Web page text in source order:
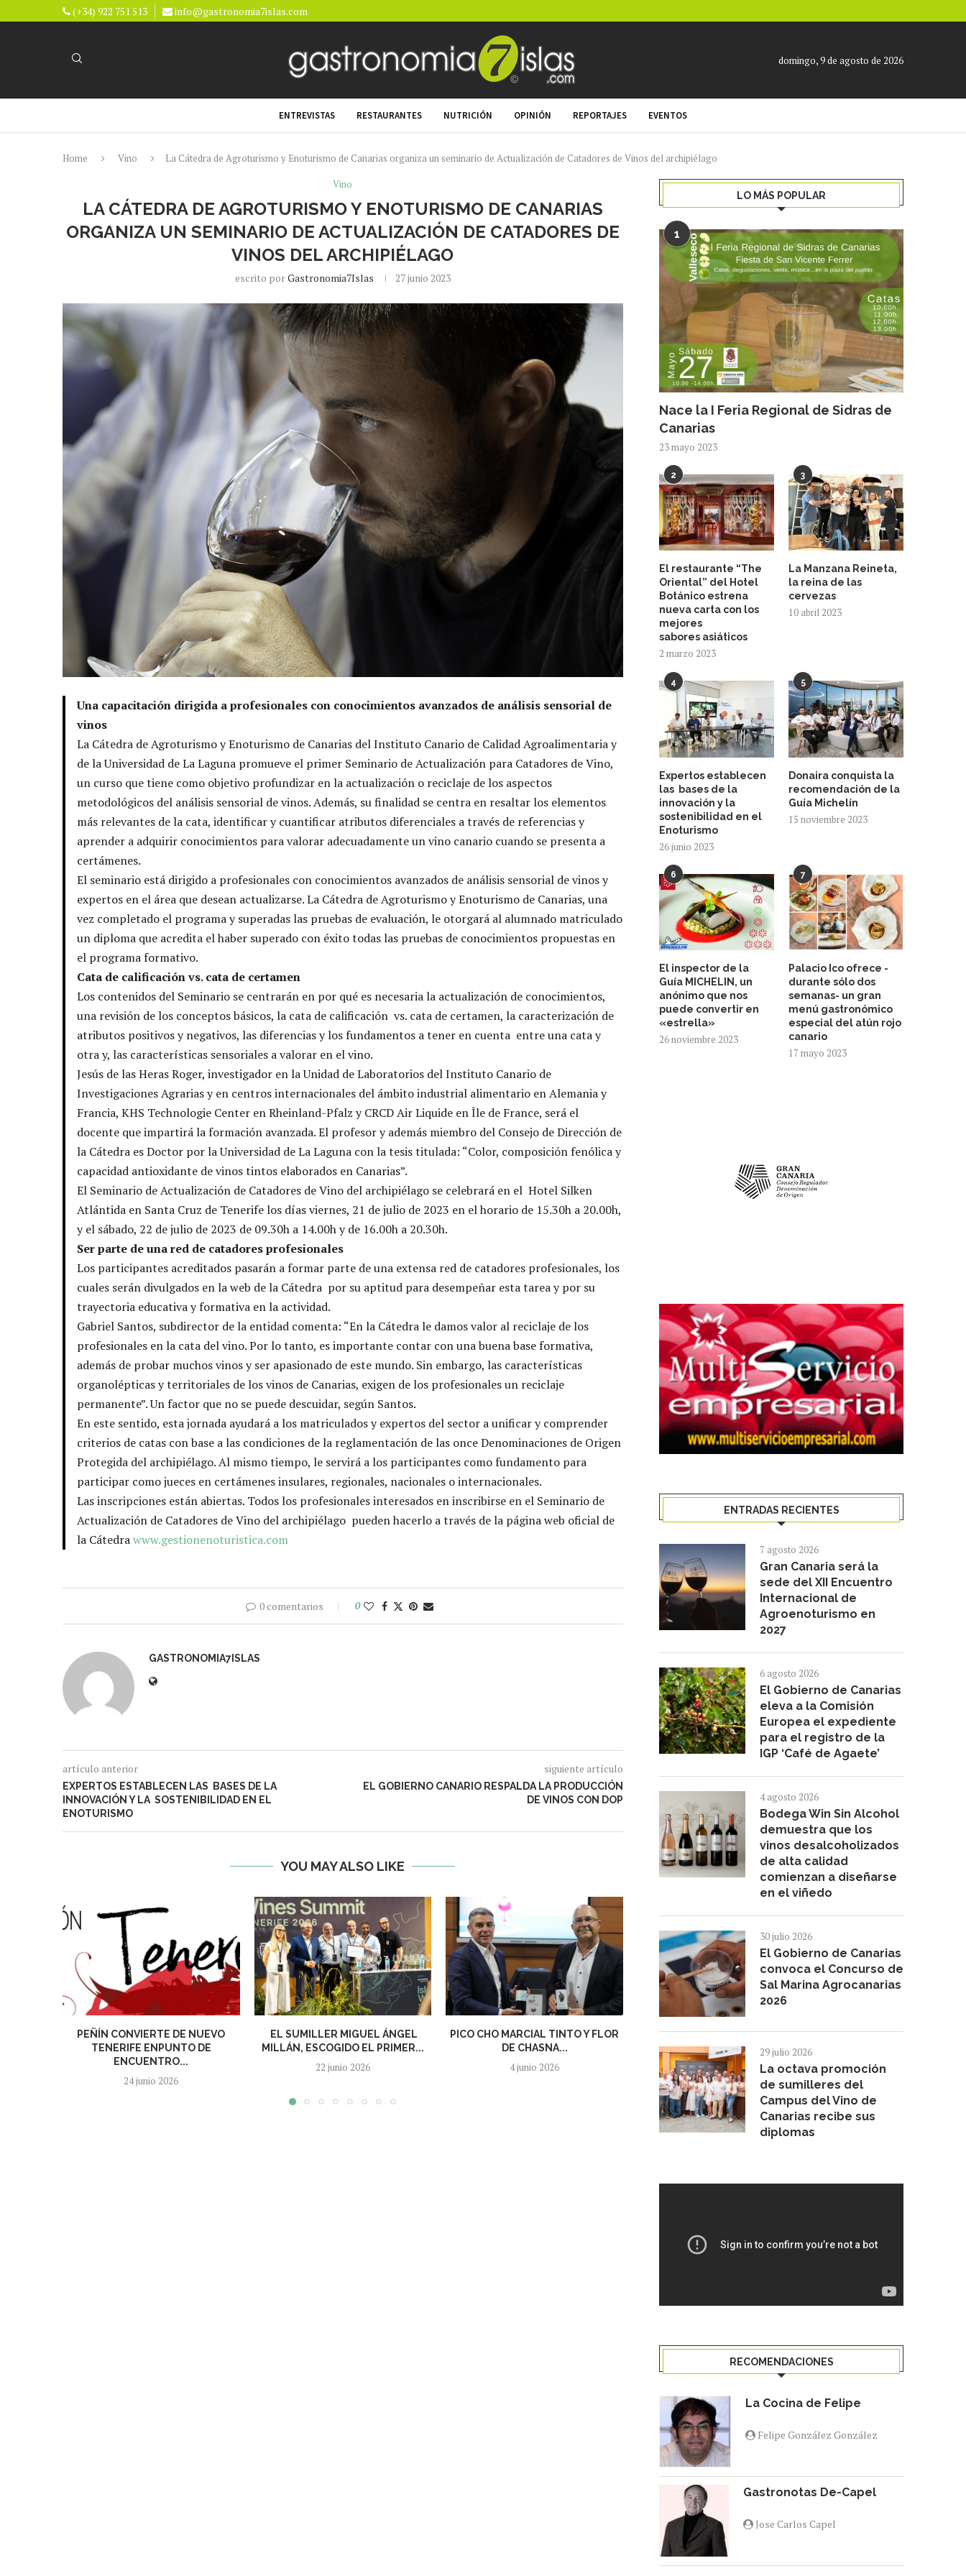
(+34) 922 751 513 info@gastronomia7islas.com
domingo, 9 de agosto de 2026
ENTREVISTAS RESTAURANTES NUTRICIÓN OPINIÓN REPORTAJES EVENTOS
Home Vino
La Cátedra de Agroturismo y Enoturismo de Canarias organiza un seminario de Actualización de Catadores de Vinos del archipiélago
Vino
LA CÁTEDRA DE AGROTURISMO Y ENOTURISMO DE CANARIAS
ORGANIZA UN SEMINARIO DE ACTUALIZACIÓN DE CATADORES DE
VINOS DEL ARCHIPIÉLAGO
escrito porGastronomia7Islas 27 junio 2023
Una capacitación dirigida a profesionales con conocimientos avanzados de análisis sensorial de
vinos
La Cátedra de Agroturismo y Enoturismo de Canarias del Instituto Canario de Calidad Agroalimentaria y
de la Universidad de La Laguna promueve el primer Seminario de Actualización para Catadores de Vino,
un curso que tiene como objetivo profundizar en la actualización o reciclaje de los aspectos
metodológicos del análisis sensorial de vinos. Además, su finalidad se centra en resaltar los elementos
más relevantes de la cata, identificar y cuantificar atributos diferenciales a través de referencias y
aprender a adquirir conocimientos para valorar adecuadamente un vino canario cuando se presenta a
certámenes.
El seminario está dirigido a profesionales con conocimientos avanzados de análisis sensorial de vinos y
expertos en el área que desean actualizarse. La Cátedra de Agroturismo y Enoturismo de Canarias, una
vez completado el programa y superadas las pruebas de evaluación, le otorgará al alumnado matriculado
un diploma que acredita el haber superado con éxito todas las pruebas de conocimientos propuestas en
el programa formativo.
Cata de calificación vs. cata de certamen
Los contenidos del Seminario se centrarán en por qué es necesaria la actualización de conocimientos,
una revisión de los conceptos básicos, la cata de calificación vs. cata de certamen, la caracterización de
atributos positivos y negativos, las diferencias y los fundamentos a tener en cuenta entre una cata y
otra y, las características sensoriales a valorar en el vino.
Jesús de las Heras Roger, investigador en la Unidad de Laboratorios del Instituto Canario de
Investigaciones Agrarias y en centros internacionales del ámbito industrial alimentario en Alemania y
Francia, KHS Technologie Center en Rheinland-Pfalz y CRCD Air Liquide en Île de France, será el
docente que impartirá la formación avanzada. El profesor y además miembro del Consejo de Dirección de
la Cátedra es Doctor por la Universidad de La Laguna con la tesis titulada: “Color, composición fenólica y
capacidad antioxidante de vinos tintos elaborados en Canarias”.
El Seminario de Actualización de Catadores de Vino del archipiélago se celebrará en el Hotel Silken
Atlántida en Santa Cruz de Tenerife los días viernes, 21 de julio de 2023 en el horario de 15.30h a 20.00h,
y el sábado, 22 de julio de 2023 de 09.30h a 14.00h y de 16.00h a 20.30h.
Ser parte de una red de catadores profesionales
Los participantes acreditados pasarán a formar parte de una extensa red de catadores profesionales, los
cuales serán divulgados en la web de la Cátedra por su aptitud para desempeñar esta tarea y por su
trayectoria educativa y formativa en la actividad.
Gabriel Santos, subdirector de la entidad comenta: “En la Cátedra le damos valor al reciclaje de los
profesionales en la cata del vino. Por lo tanto, es importante contar con una buena base formativa,
además de probar muchos vinos y ser apasionado de este mundo. Sin embargo, las características
organolépticas y territoriales de los vinos de Canarias, exigen de los profesionales un reciclaje
permanente”. Un factor que no se puede descuidar, según Santos.
En este sentido, esta jornada ayudará a los matriculados y expertos del sector a unificar y comprender
criterios de catas con base a las condiciones de la reglamentación de las once Denominaciones de Origen
Protegida del archipiélago. Al mismo tiempo, le servirá a los participantes como fundamento para
participar como jueces en certámenes insulares, regionales, nacionales o internacionales.
Las inscripciones están abiertas. Todos los profesionales interesados en inscribirse en el Seminario de
Actualización de Catadores de Vino del archipiélago pueden hacerlo a través de la página web oficial de
la Cátedrawww.gestionenoturistica.com
0 comentarios 0
GASTRONOMIA7ISLAS
artículo anterior
EXPERTOS ESTABLECEN LAS BASES DE LA
INNOVACIÓN Y LA SOSTENIBILIDAD EN EL
ENOTURISMO
siguiente artículo
EL GOBIERNO CANARIO RESPALDA LA PRODUCCIÓN
DE VINOS CON DOP
YOU MAY ALSO LIKE
PEÑÍN CONVIERTE DE NUEVO
TENERIFE ENPUNTO DE
ENCUENTRO...
24 junio 2026
EL SUMILLER MIGUEL ÁNGEL
MILLÁN, ESCOGIDO EL PRIMER...
22 junio 2026
PICO CHO MARCIAL TINTO Y FLOR
DE CHASNA...
4 junio 2026
LA ULL FIRMA UN ACUERDO CON
LA CÁTEDRA...
20 mayo 2026
TENERIFE PRESENTA EL
10 noviembre 2025
LO MÁS POPULAR
1
Nace la I Feria Regional de Sidras de
Canarias
23 mayo 2023
2
El restaurante “The
Oriental” del Hotel
Botánico estrena
nueva carta con los
mejores
sabores asiáticos
2 marzo 2023
3
La Manzana Reineta,
la reina de las
cervezas
10 abril 2023
4
Expertos establecen
las bases de la
innovación y la
sostenibilidad en el
Enoturismo
26 junio 2023
5
Donaira conquista la
recomendación de la
Guía Michelín
15 noviembre 2023
6
El inspector de la
Guía MICHELIN, un
anónimo que nos
puede convertir en
«estrella»
26 noviembre 2023
7
Palacio Ico ofrece -
durante sólo dos
semanas- un gran
menú gastronómico
especial del atún rojo
canario
17 mayo 2023
ENTRADAS RECIENTES
7 agosto 2026
Gran Canaria será la
sede del XII Encuentro
Internacional de
Agroenoturismo en
2027
6 agosto 2026
El Gobierno de Canarias
eleva a la Comisión
Europea el expediente
para el registro de la
IGP ‘Café de Agaete’
4 agosto 2026
Bodega Win Sin Alcohol
demuestra que los
vinos desalcoholizados
de alta calidad
comienzan a diseñarse
en el viñedo
30 julio 2026
El Gobierno de Canarias
convoca el Concurso de
Sal Marina Agrocanarias
2026
29 julio 2026
La octava promoción
de sumilleres del
Campus del Vino de
Canarias recibe sus
diplomas
RECOMENDACIONES
La Cocina de Felipe
Felipe González González
Gastronotas De-Capel
Jose Carlos Capel